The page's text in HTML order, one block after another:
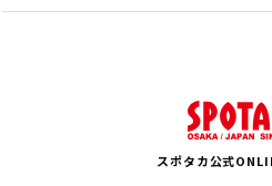
スポタカ公式